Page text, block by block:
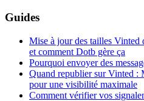
Guides
Mise à jour des tailles Vinted
et comment Dotb gère ça
Pourquoi envoyer des
Quand republier sur Vinted :
pour une visibilité maximale
Comment vérifier vos